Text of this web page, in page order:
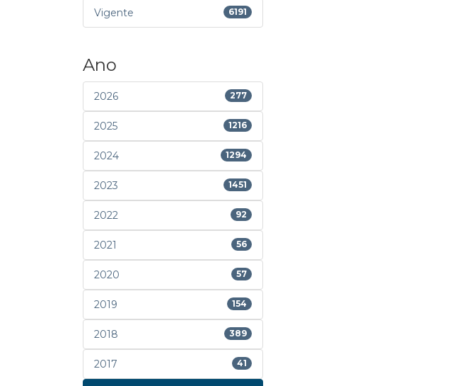
Vigente 6191
Ano
2026 277
2025 1216
2024 1294
2023 1451
2022 92
2021 56
2020 57
2019 154
2018 389
2017 41